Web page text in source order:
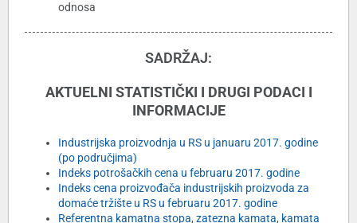
odnosa
SADRŽAJ:
AKTUELNI STATISTIČKI I DRUGI PODACI I
INFORMACIJE
Industrijska proizvodnja u RS u januaru 2017. godine
(po područjima)
Indeks potrošačkih cena u februaru 2017. godine
Indeks cena proizvođača industrijskih proizvoda za
domaće tržište u RS u februaru 2017. godine
Referentna kamatna stopa, zatezna kamata, kamata